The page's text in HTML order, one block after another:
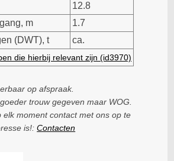
12.8
m
1.7
(DWT), t
ca.
die hierbij relevant zijn (id3970)
op afspraak.
trouw gegeven maar WOG.
elk moment contact met ons op te
is!:Contacten